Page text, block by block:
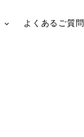
よくあるご質問